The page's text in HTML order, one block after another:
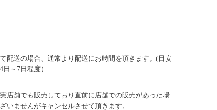
配送の場合、通常より配送にお時間を頂きます。(目安
～7日程度）
店舗でも販売しており直前に店舗での販売があった場
いませんがキャンセルさせて頂きます。